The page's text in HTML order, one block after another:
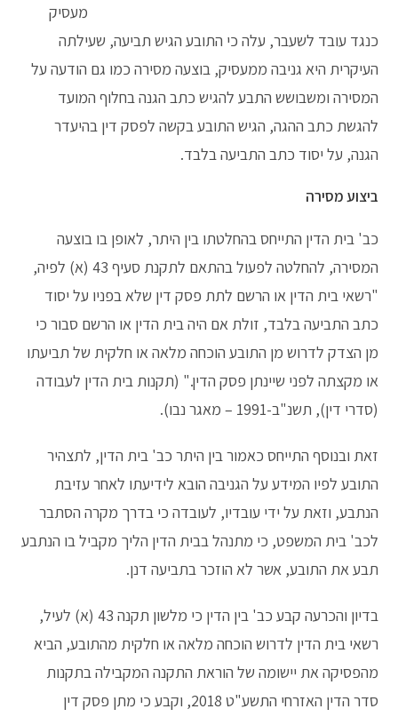
מעסיק
כנגד עובד לשעבר, עלה כי התובע הגיש תביעה, שעילתה
העיקרית היא גניבה ממעסיק, בוצעה מסירה כמו גם הודעה על
המסירה ומשבושש התבע להגיש כתב הגנה בחלוף המועד
להגשת כתב ההגה, הגיש התובע בקשה לפסק דין בהיעדר
הגנה, על יסוד כתב התביעה בלבד.
ביצוע מסירה
כב' בית הדין התייחס בהחלטתו בין היתר, לאופן בו בוצעה
המסירה, להחלטה לפעול בהתאם לתקנת סעיף 43 (א) לפיה,
"רשאי בית הדין או הרשם לתת פסק דין שלא בפניו על יסוד
כתב התביעה בלבד, זולת אם היה בית הדין או הרשם סבור כי
מן הצדק לדרוש מן התובע הוכחה מלאה או חלקית של תביעתו
או מקצתה לפני שיינתן פסק הדין." (תקנות בית הדין לעבודה
(סדרי דין), תשנ"ב-1991 – מאגר נבו).
זאת ובנוסף התייחס כאמור בין היתר כב' בית הדין, לתצהיר
התובע לפיו המידע על הגניבה הובא לידיעתו לאחר עזיבת
הנתבע, וזאת על ידי עובדיו, לעובדה כי בדרך מקרה הסתבר
לכב' בית המשפט, כי מתנהל בבית הדין הליך מקביל בו הנתבע
תבע את התובע, אשר לא הוזכר בתביעה דנן.
בדיון והכרעה קבע כב' בין הדין כי מלשון תקנה 43 (א) לעיל,
רשאי בית הדין לדרוש הוכחה מלאה או חלקית מהתובע, הביא
מהפסיקה את יישומה של הוראת התקנה המקבילה בתקנות
סדר הדין האזרחי התשע"ט 2018, וקבע כי מתן פסק דין